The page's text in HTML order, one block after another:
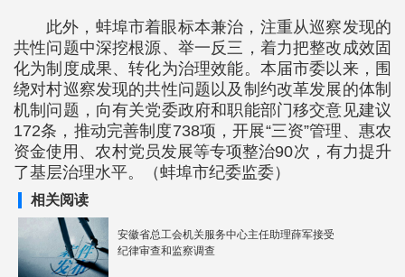
此外，蚌埠市着眼标本兼治，注重从巡察发现的
共性问题中深挖根源、举一反三，着力把整改成效固
化为制度成果、转化为治理效能。本届市委以来，围
绕对村巡察发现的共性问题以及制约改革发展的体制
机制问题，向有关党委政府和职能部门移交意见建议
172条，推动完善制度738项，开展“三资”管理、惠农
资金使用、农村党员发展等专项整治90次，有力提升
了基层治理水平。（蚌埠市纪委监委）
相关阅读
安徽省总工会机关服务中心主任助理薛军接受
纪律审查和监察调查